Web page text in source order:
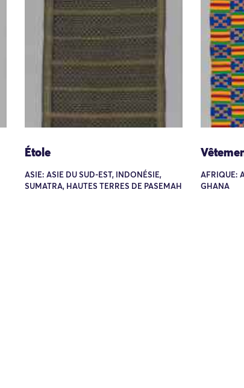
Étole
ASIE: ASIE DU SUD-EST, INDONÉSIE,
SUMATRA, HAUTES TERRES DE PASEMAH
AFRIQUE:
GHANA